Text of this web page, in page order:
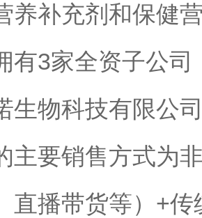
养补充剂和保健
有3家全资子公
生物科技有限公
主要销售方式为
直播带货等）+